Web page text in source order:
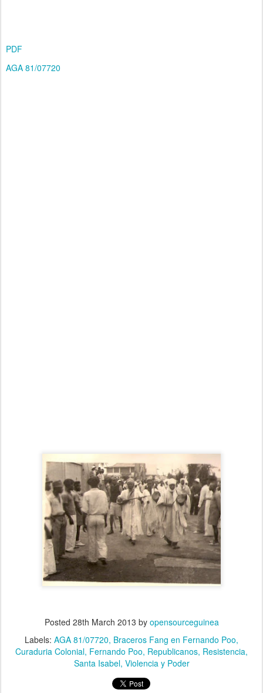
PDF
AGA 81/07720
Posted 28th March 2013 by opensourceguinea
Labels: AGA 81/07720 Braceros Fang en Fernando Poo
Curaduria Colonial Fernando Poo Republicanos Resistencia
Santa Isabel Violencia y Poder